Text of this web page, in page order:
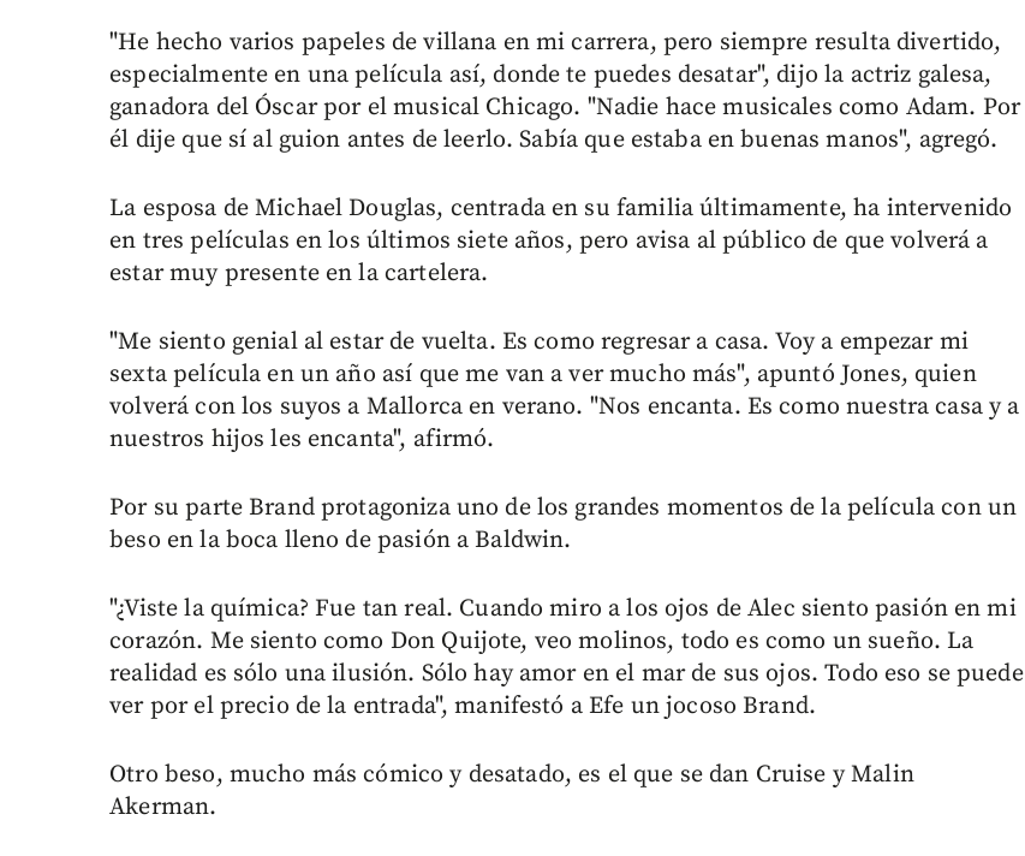
"He hecho varios papeles de villana en mi carrera, pero siempre resulta divertido,
especialmente en una película así, donde te puedes desatar", dijo la actriz galesa,
ganadora del Óscar por el musical Chicago. "Nadie hace musicales como Adam. Por
él dije que sí al guion antes de leerlo. Sabía que estaba en buenas manos", agregó.
La esposa de Michael Douglas, centrada en su familia últimamente, ha intervenido
en tres películas en los últimos siete años, pero avisa al público de que volverá a
estar muy presente en la cartelera.
"Me siento genial al estar de vuelta. Es como regresar a casa. Voy a empezar mi
sexta película en un año así que me van a ver mucho más", apuntó Jones, quien
volverá con los suyos a Mallorca en verano. "Nos encanta. Es como nuestra casa y a
nuestros hijos les encanta", afirmó.
Por su parte Brand protagoniza uno de los grandes momentos de la película con un
beso en la boca lleno de pasión a Baldwin.
"¿Viste la química? Fue tan real. Cuando miro a los ojos de Alec siento pasión en mi
corazón. Me siento como Don Quijote, veo molinos, todo es como un sueño. La
realidad es sólo una ilusión. Sólo hay amor en el mar de sus ojos. Todo eso se puede
ver por el precio de la entrada", manifestó a Efe un jocoso Brand.
Otro beso, mucho más cómico y desatado, es el que se dan Cruise y Malin
Akerman.